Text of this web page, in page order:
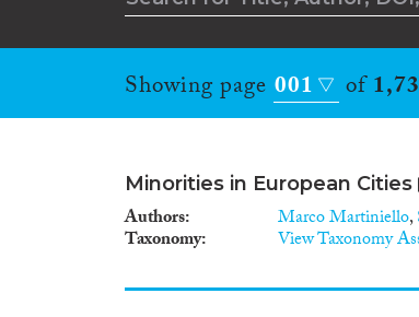
Showing page 001 of
Minorities in European Cities
Authors Marco Martiniello,
Taxonomy View Taxonomy